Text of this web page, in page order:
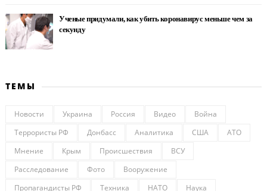
Ученые придумали, как убить коронавирус меньше чем за
секунду
ТЕМЫ
Новости Украина Россия Видео
Война
Террористы РФ
Донбасс Аналитика США
АТО
Мнение
Крым Происшествия
ВСУ
Расследование
Фото
Вооружение
Пропагандисты РФ
Техника НАТО Наука